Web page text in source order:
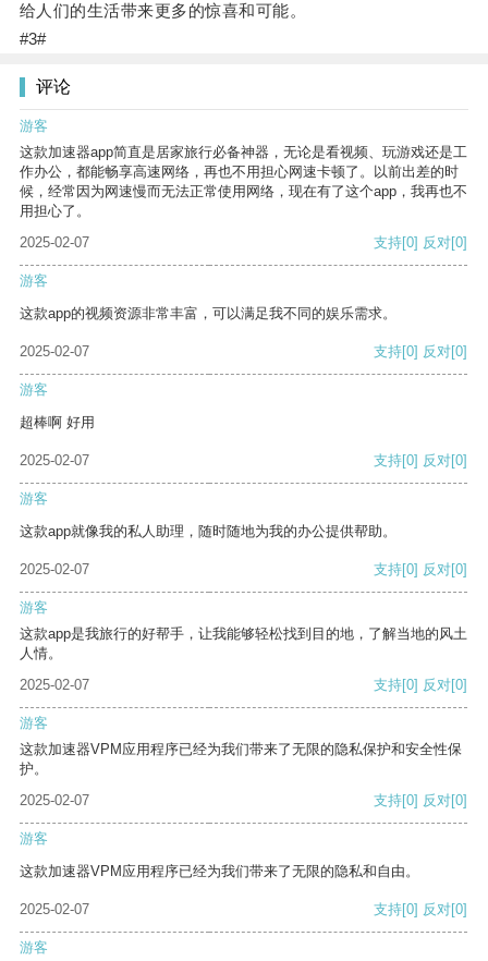
给人们的生活带来更多的惊喜和可能。
#3#
评论
游客
这款加速器app简直是居家旅行必备神器，无论是看视频、玩游戏还是工
作办公，都能畅享高速网络，再也不用担心网速卡顿了。以前出差的时
候，经常因为网速慢而无法正常使用网络，现在有了这个app，我再也不
用担心了。
2025-02-07
支持[0] 反对[0]
游客
这款app的视频资源非常丰富，可以满足我不同的娱乐需求。
2025-02-07 支持[0] 反对[0]
游客
超棒啊 好用
2025-02-07 支持[0] 反对[0]
游客
这款app就像我的私人助理，随时随地为我的办公提供帮助。
2025-02-07 支持[0] 反对[0]
游客
这款app是我旅行的好帮手，让我能够轻松找到目的地，了解当地的风土
人情。
2025-02-07
支持[0] 反对[0]
游客
这款加速器VPM应用程序已经为我们带来了无限的隐私保护和安全性保
护。
2025-02-07
支持[0] 反对[0]
游客
这款加速器VPM应用程序已经为我们带来了无限的隐私和自由。
2025-02-07 支持[0] 反对[0]
游客